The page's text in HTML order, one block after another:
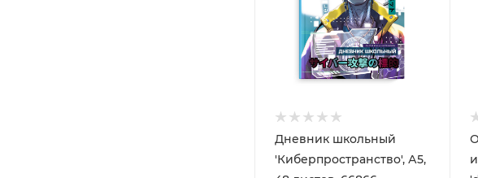
Дневник школьный
'Киберпространство', А5,